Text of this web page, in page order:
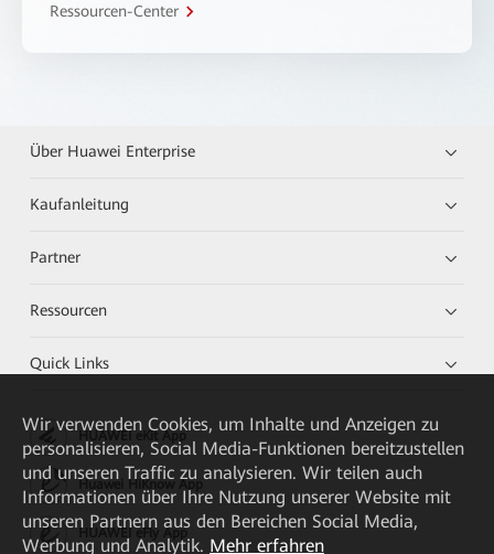
Ressourcen-Center
Über Huawei Enterprise
Kaufanleitung
Partner
Ressourcen
Quick Links
HUAWEI eKit App
Huawei HiKnow App
HUAWEI eFly App
Wir verwenden Cookies, um Inhalte und Anzeigen zu
personalisieren, Social Media-Funktionen bereitzustellen
und unseren Traffic zu analysieren. Wir teilen auch
Informationen über Ihre Nutzung unserer Website mit
unseren Partnern aus den Bereichen Social Media,
Werbung und Analytik. Mehr erfahren